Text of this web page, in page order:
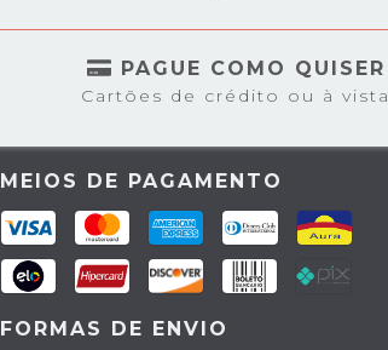
PAGUE COMO QUISER
Cartões de crédito ou à vista
MEIOS DE PAGAMENTO
FORMAS DE ENVIO